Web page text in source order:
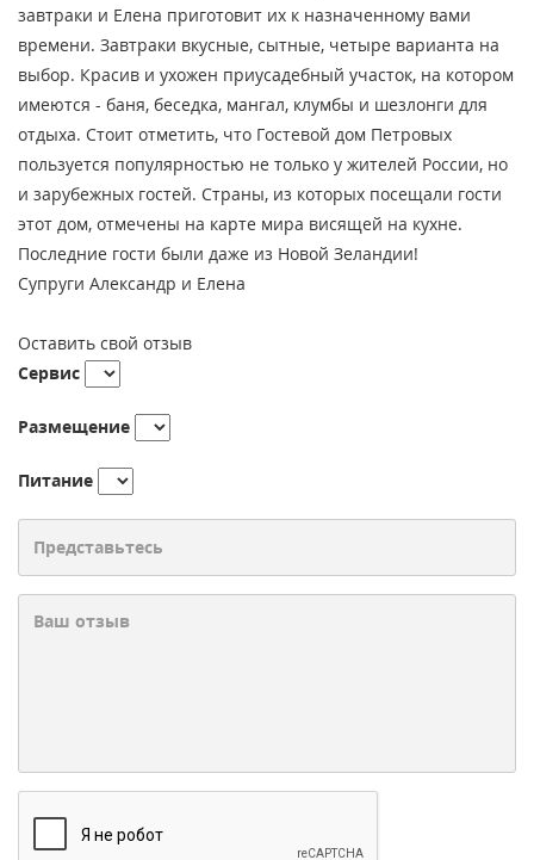
завтраки и Елена приготовит их к назначенному вами
времени. Завтраки вкусные, сытные, четыре варианта на
выбор. Красив и ухожен приусадебный участок, на котором
имеются - баня, беседка, мангал, клумбы и шезлонги для
отдыха. Стоит отметить, что Гостевой дом Петровых
пользуется популярностью не только у жителей России, но
и зарубежных гостей. Страны, из которых посещали гости
этот дом, отмечены на карте мира висящей на кухне.
Последние гости были даже из Новой Зеландии!
Супруги Александр и Елена
Оставить свой отзыв
Сервис
Размещение
Питание